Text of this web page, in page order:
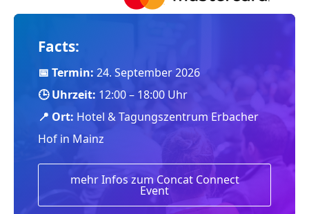
Facts:
📅 Termin: 24. September 2026
🕒Uhrzeit: 12:00 – 18:00 Uhr
📍 Ort: Hotel & Tagungszentrum Erbacher
Hof in Mainz
mehr Infos zum Concat Connect
Event